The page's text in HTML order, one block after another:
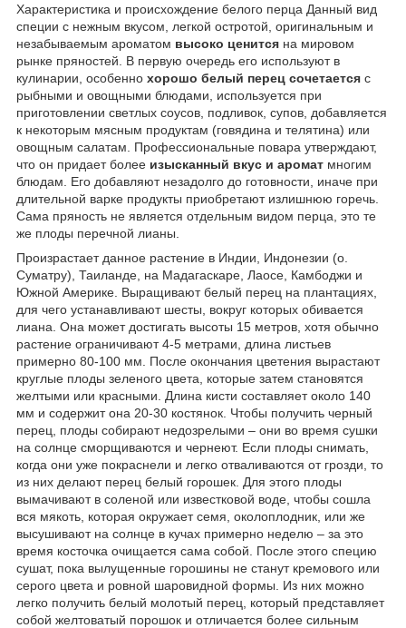
Характеристика и происхождение белого перца Данный вид
специи с нежным вкусом, легкой остротой, оригинальным и
незабываемым ароматом высоко ценится на мировом
рынке пряностей. В первую очередь его используют в
кулинарии, особенно хорошо белый перец сочетается с
рыбными и овощными блюдами, используется при
приготовлении светлых соусов, подливок, супов, добавляется
к некоторым мясным продуктам (говядина и телятина) или
овощным салатам. Профессиональные повара утверждают,
что он придает более изысканный вкус и аромат многим
блюдам. Его добавляют незадолго до готовности, иначе при
длительной варке продукты приобретают излишнюю горечь.
Сама пряность не является отдельным видом перца, это те
же плоды перечной лианы.
Произрастает данное растение в Индии, Индонезии (о.
Суматру), Таиланде, на Мадагаскаре, Лаосе, Камбоджи и
Южной Америке. Выращивают белый перец на плантациях,
для чего устанавливают шесты, вокруг которых обивается
лиана. Она может достигать высоты 15 метров, хотя обычно
растение ограничивают 4-5 метрами, длина листьев
примерно 80-100 мм. После окончания цветения вырастают
круглые плоды зеленого цвета, которые затем становятся
желтыми или красными. Длина кисти составляет около 140
мм и содержит она 20-30 костянок. Чтобы получить черный
перец, плоды собирают недозрелыми – они во время сушки
на солнце сморщиваются и чернеют. Если плоды снимать,
когда они уже покраснели и легко отваливаются от грозди, то
из них делают перец белый горошек. Для этого плоды
вымачивают в соленой или известковой воде, чтобы сошла
вся мякоть, которая окружает семя, околоплодник, или же
высушивают на солнце в кучах примерно неделю – за это
время косточка очищается сама собой. После этого специю
сушат, пока вылущенные горошины не станут кремового или
серого цвета и ровной шаровидной формы. Из них можно
легко получить белый молотый перец, который представляет
собой желтоватый порошок и отличается более сильным